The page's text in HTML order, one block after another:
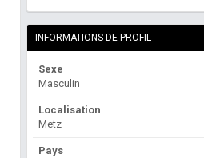
INFORMATIONS DE PROFIL
Sexe
Masculin
Localisation
Metz
Pays